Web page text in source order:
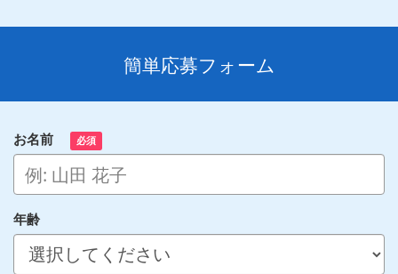
簡単応募フォーム
お名前 必須
年齢